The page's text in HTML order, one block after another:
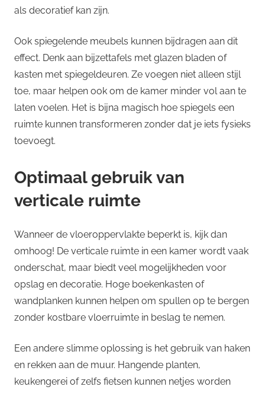
als decoratief kan zijn.
Ook spiegelende meubels kunnen bijdragen aan dit
effect. Denk aan bijzettafels met glazen bladen of
kasten met spiegeldeuren. Ze voegen niet alleen stijl
toe, maar helpen ook om de kamer minder vol aan te
laten voelen. Het is bijna magisch hoe spiegels een
ruimte kunnen transformeren zonder dat je iets fysieks
toevoegt.
Optimaal gebruik van
verticale ruimte
Wanneer de vloeroppervlakte beperkt is, kijk dan
omhoog! De verticale ruimte in een kamer wordt vaak
onderschat, maar biedt veel mogelijkheden voor
opslag en decoratie. Hoge boekenkasten of
wandplanken kunnen helpen om spullen op te bergen
zonder kostbare vloerruimte in beslag te nemen.
Een andere slimme oplossing is het gebruik van haken
en rekken aan de muur. Hangende planten,
keukengerei of zelfs fietsen kunnen netjes worden